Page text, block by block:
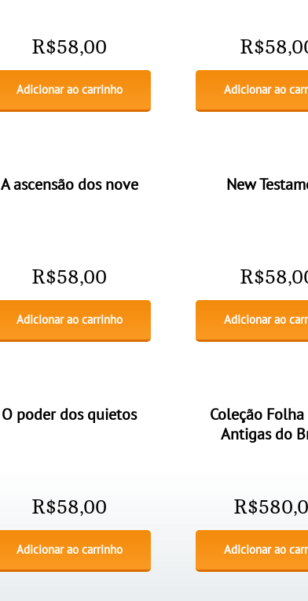
R$58,00
Adicionar ao carrinho
R$
Adicionar ao
A ascensão dos nove
R$58,00
Adicionar ao carrinho
New
R$
Adicionar ao
O poder dos quietos
R$58,00
Adicionar ao carrinho
Coleção
Antigas do
R$
Adicionar ao